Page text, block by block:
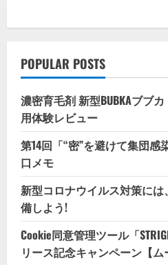
POPULAR POSTS
濃密育毛剤 新型BUBKAブブ
用体験レビュー
第14回「“密”を避けて集団
口メモ
新型コロナウイルス対策に
備しよう!
Cookie同意管理ツール「
リース記念キャンペーン【ム